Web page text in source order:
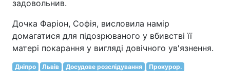
задовольнив.
Дочка Фаріон, Софія, висловила намір
домагатися для підозрюваного у вбивстві її
матері покарання у вигляді довічного ув'язнення.
Дніпро Львів Досудове розслідування Прокурор.